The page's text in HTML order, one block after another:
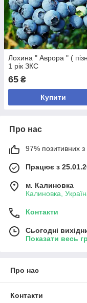
Лохина " Аврора " (
1 рік ЗКС
65 ₴
Купити
Про нас
97% позитивних з
Працює з
м. Калиновка
Калиновка,
Контакти
Сьогодні
Показати весь
Про нас
Контакти